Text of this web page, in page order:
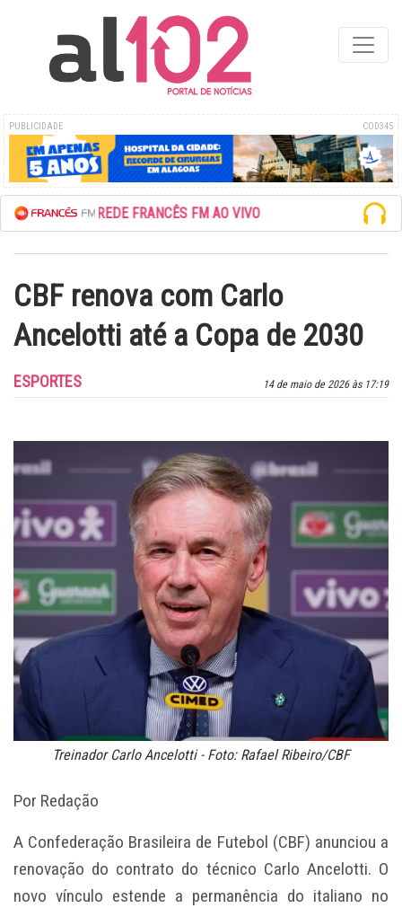
PUBLICIDADE COD345
ESCUTE A REDE FRANCÊS FM AO VIVO
CBF renova com Carlo
Ancelotti até a Copa de 2030
14 de maio de 2026 às 17:19
ESPORTES
Treinador Carlo Ancelotti - Foto: Rafael Ribeiro/CBF
Por Redação
A Confederação Brasileira de Futebol (CBF) anunciou a
renovação do contrato do técnico Carlo Ancelotti. O
novo vínculo estende a permanência do italiano no